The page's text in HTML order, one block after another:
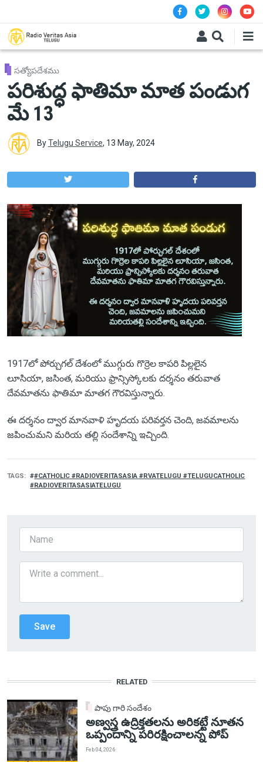
సత్యోపదేశము
పరిశుద్ధ ఫాతిమా మాత పండుగ
మే 13
ByTelugu Service, 13 May, 2024
1917లో పోర్చుగల్ దేశంలో ముగ్గురు గొర్రెల కాపరి పిల్లలైన
లూసియా, జసింత, మరియు ఫ్రాన్సిస్కోలకు దర్శనం తరువాత
దేవమాతను ఫాతిమా మాతగ గౌరవిస్తున్నారు.
ఈ దర్శనం ద్వార మానవాళి హృదయ పరివర్తన చెంది, జవమాలను
జపించుమని మరియ తల్లి సందేశాన్ని ఇచ్చింది.
TAGS
#CATHOLIC #RADIOVERITASASIA #RVATELUGU #TELUGUCATHOLIC
#RADIOVERITASASIATELUGU
RELATED
పాపు గారి సందేశం
అణ్వస్త్ర ఉద్రిక్తతలను అరికట్టే నూతన
ఒప్పందాన్ని పరిరక్షించాలన్న పోప్
Feb 04, 2026